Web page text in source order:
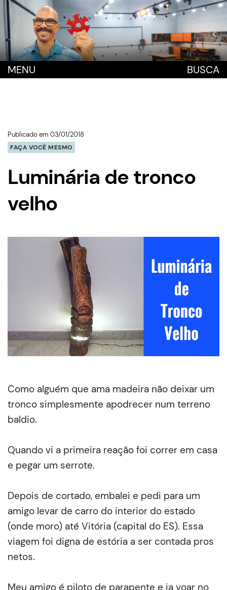
MENU BUSCA
Publicado em 03/01/2018
FAÇA VOCÊ MESMO
Luminária de tronco
velho
Como alguém que ama madeira não deixar um
tronco simplesmente apodrecer num terreno
baldio.
Quando vi a primeira reação foi correr em casa
e pegar um serrote.
Depois de cortado, embalei e pedi para um
amigo levar de carro do interior do estado
(onde moro) até Vitória (capital do ES). Essa
viagem foi digna de estória a ser contada pros
netos.
Meu amigo é piloto de parapente e ia voar no